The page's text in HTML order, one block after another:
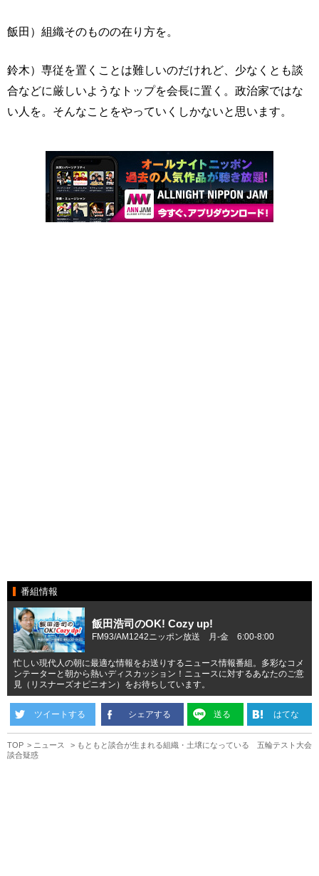
飯田）組織そのものの在り方を。
鈴木）専従を置くことは難しいのだけれど、少なくとも談
合などに厳しいようなトップを会長に置く。政治家ではな
い人を。そんなことをやっていくしかないと思います。
番組情報
飯田浩司のOK! Cozy up!
FM93/AM1242ニッポン放送 月-金 6:00-8:00
忙しい現代人の朝に最適な情報をお送りするニュース情報番組。多彩なコメ
ンテーターと朝から熱いディスカッション！ニュースに対するあなたのご意
見（リスナーズオピニオン）をお待ちしています。
ツイートする シェアする 送る はてな
TOP ニュース
もともと談合が生まれる組織・土壌になっている 五輪テスト大会
談合疑惑